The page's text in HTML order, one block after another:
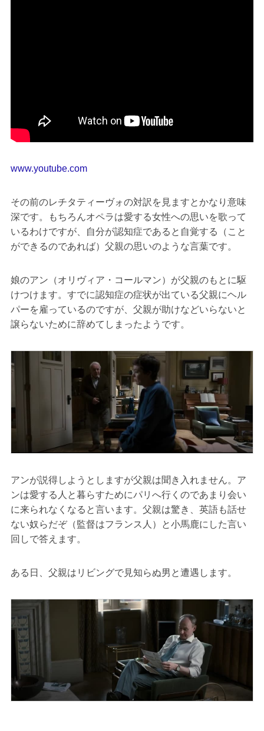
www.youtube.com
その前のレチタティーヴォの対訳を見ますとかなり意味
深です。もちろんオペラは愛する女性への思いを歌って
いるわけですが、自分が認知症であると自覚する（こと
ができるのであれば）父親の思いのような言葉です。
娘のアン（オリヴィア・コールマン）が父親のもとに駆
けつけます。すでに認知症の症状が出ている父親にヘル
パーを雇っているのですが、父親が助けなどいらないと
譲らないために辞めてしまったようです。
アンが説得しようとしますが父親は聞き入れません。ア
ンは愛する人と暮らすためにパリへ行くのであまり会い
に来られなくなると言います。父親は驚き、英語も話せ
ない奴らだぞ（監督はフランス人）と小馬鹿にした言い
回しで答えます。
ある日、父親はリビングで見知らぬ男と遭遇します。